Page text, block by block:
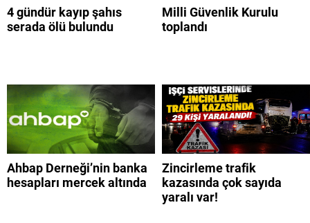
4 gündür kayıp şahıs
serada ölü bulundu
Milli Güvenlik Kurulu
toplandı
Ahbap Derneği’nin banka
hesapları mercek altında
Zincirleme trafik
kazasında çok sayıda
yaralı var!